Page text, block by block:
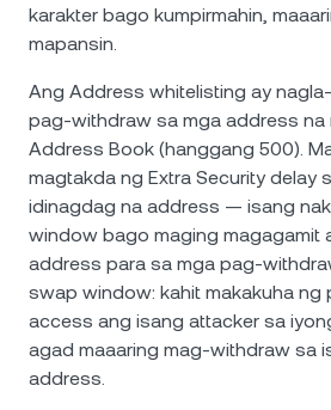
karakter bago kumpirmahin,
mapansin.
Ang Address whitelisting ay
pag-withdraw sa mga address na
Address Book (hanggang 500).
magtakda ng Extra Security delay
idinagdag na address — isang
window bago maging magagamit
address para sa mga pag-
swap window: kahit makakuha ng
access ang isang attacker sa
agad maaaring mag-withdraw sa
address.